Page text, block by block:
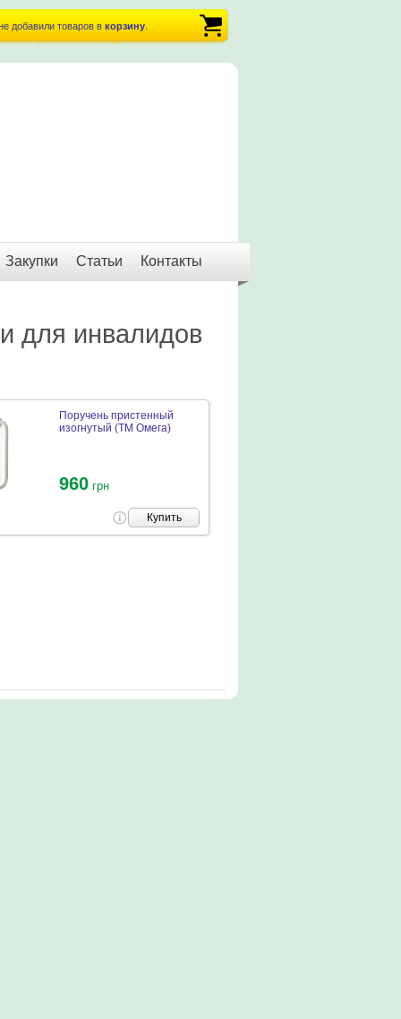
добавили товаров в корзину
Закупки Статьи Контакты
для инвалидов
Поручень пристенный
изогнутый (ТМ Омега)
960 грн
Купить